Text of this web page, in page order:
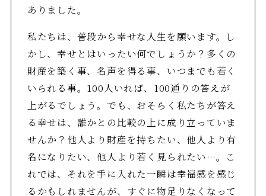
ありました。
私たちは、普段から幸せな人生を願います。し
かし、幸せとはいったい何でしょうか？多くの
財産を築く事、名声を得る事、いつまでも若く
いられる事。100人いれば、100通りの答えが
上がるでしょう。でも、おそらく私たちが答え
る幸せは、誰かとの比較の上に成り立っていま
せんか？他人より財産を持ちたい、他人より有
名になりたい、他人より若く見られたい…。こ
れでは、それを手に入れた一瞬は幸福感を感じ
るかもしれませんが、すぐに物足りなくなって